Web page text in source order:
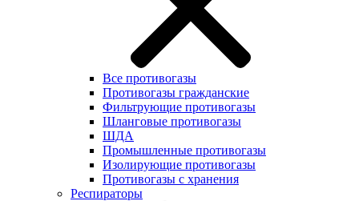
Все противогазы
Противогазы гражданские
Фильтрующие противогазы
Шланговые противогазы
ШДА
Промышленные противогазы
Изолирующие противогазы
Противогазы с хранения
Респираторы